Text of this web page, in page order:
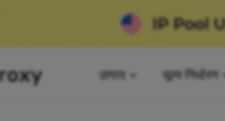
उत्पाद मूल्य निर्धारण